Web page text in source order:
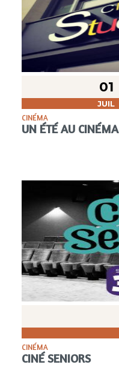
01
JUIL
CINÉMA
UN ÉTÉ AU CINÉMA
CINÉMA
CINÉ SENIORS